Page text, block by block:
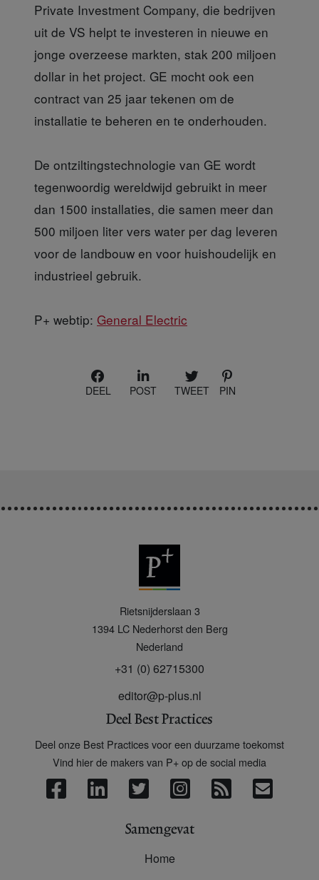
Private Investment Company, die bedrijven
uit de VS helpt te investeren in nieuwe en
jonge overzeese markten, stak 200 miljoen
dollar in het project. GE mocht ook een
contract van 25 jaar tekenen om de
installatie te beheren en te onderhouden.
De ontziltingstechnologie van GE wordt
tegenwoordig wereldwijd gebruikt in meer
dan 1500 installaties, die samen meer dan
500 miljoen liter vers water per dag leveren
voor de landbouw en voor huishoudelijk en
industrieel gebruik.
P+ webtip: General Electric
DEEL POST TWEET PIN
Rietsnijderslaan 3
1394 LC Nederhorst den Berg
Nederland
+31 (0) 62715300
editor@p-plus.nl
Deel Best Practices
Deel onze Best Practices voor een duurzame toekomst
Vind hier de makers van P+ op de social media
Samengevat
Home